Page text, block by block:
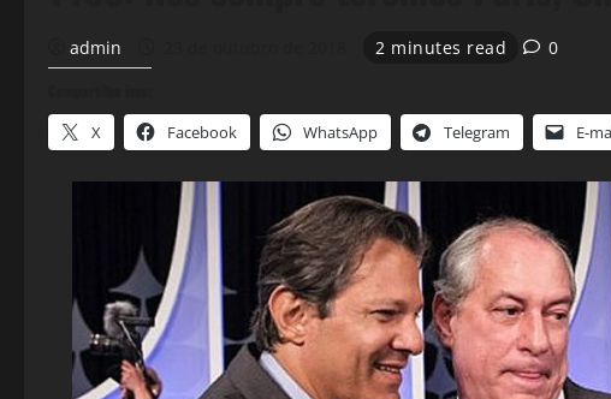
admin 2 minutes read 0
X Facebook WhatsApp Telegram E-